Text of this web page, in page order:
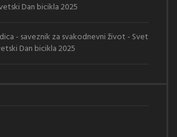
Dan bicikla 2025
- saveznik za svakodnevni život - Svet
Dan bicikla 2025